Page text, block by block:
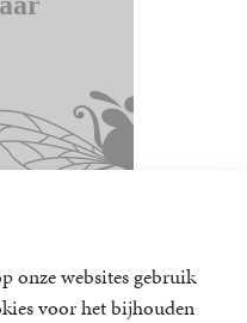
onze websites gebruik
voor het bijhouden